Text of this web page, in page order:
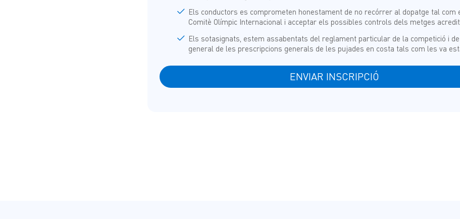
Els conductors es comprometen honestament de no recórrer al dopatge tal com
Comitè Olímpic Internacional i acceptar els possibles controls dels metges
Els sotasignats, estem assabentats del reglament particular de la competició i
general de les prescripcions generals de les pujades en costa tals com les va